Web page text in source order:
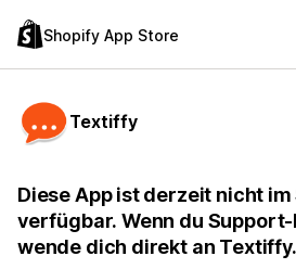
Shopify App Store
Textiffy
Diese App ist derzeit nicht
verfügbar. Wenn du
wende dich direkt an Textiffy.